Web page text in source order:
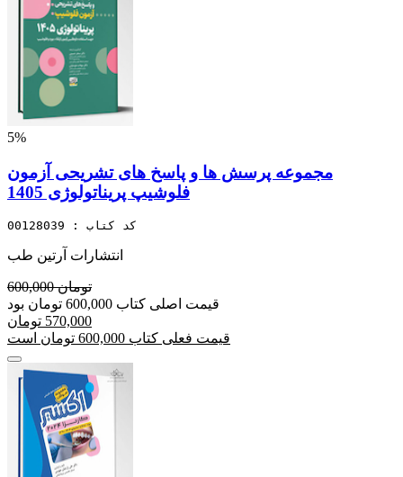
5%
مجموعه پرسش ها و پاسخ های تشریحی آزمون
فلوشیپ پریناتولوژی 1405
کد کتاب : 00128039
انتشارات آرتین طب
600,000 تومان
قیمت اصلی کتاب 600,000 تومان بود
570,000 تومان
قیمت فعلی کتاب 600,000 تومان است